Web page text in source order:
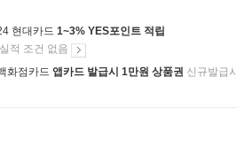
현대카드 1~3% YES포인트 적립
적 조건 없음
화점카드 앱카드 발급시 1만원 상품권 신규발급시